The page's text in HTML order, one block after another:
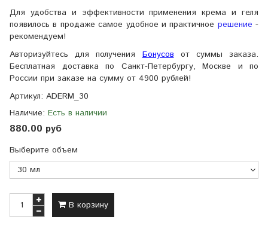
Для удобства и эффективности применения крема и геля
появилось в продаже самое удобное и практичное решение -
рекомендуем!
Авторизуйтесь для полученияБонусовот суммы заказа.
Бесплатная доставка по Санкт-Петербургу, Москве и по
России при заказе на сумму от 4900 рублей!
Артикул: ADERM_30
Наличие: Есть в наличии
880.00 руб
Выберите объем
В корзину